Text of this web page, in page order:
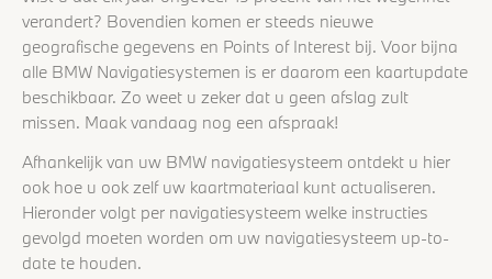
verandert? Bovendien komen er steeds nieuwe
geografische gegevens en Points of Interest bij. Voor bijna
alle BMW Navigatiesystemen is er daarom een kaartupdate
beschikbaar. Zo weet u zeker dat u geen afslag zult
missen. Maak vandaag nog een afspraak!
Afhankelijk van uw BMW navigatiesysteem ontdekt u hier
ook hoe u ook zelf uw kaartmateriaal kunt actualiseren.
Hieronder volgt per navigatiesysteem welke instructies
gevolgd moeten worden om uw navigatiesysteem up-to-
date te houden.